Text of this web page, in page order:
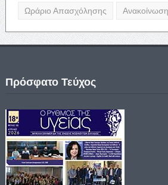
Ωράριο Απασχόλησης Ανακοίνωση
Πρόσφατο Τεύχος